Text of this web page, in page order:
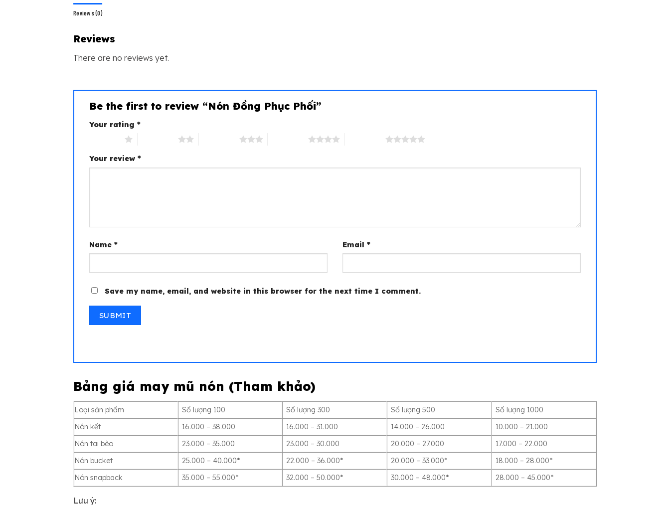
Reviews (0)
Reviews
There are no reviews yet.
Be the first to review “Nón Đồng Phục Phối”
Your rating *
Your review *
Name * Email *
Save my name, email, and website in this browser for the next time I comment.
Bảng giá may mũ nón (Tham khảo)
Loại sản phẩm Số lượng 100 Số lượng 300 Số lượng 500
Số lượng 1000
Nón kết
16.000 – 38.000 16.000 – 31.000 14.000 – 26.000
10.000 – 21.000
Nón tai bèo
23.000 – 35.000 23.000 – 30.000 20.000 – 27.000
17.000 – 22.000
Nón bucket
25.000 – 40.000* 22.000 – 36.000* 20.000 – 33.000*
18.000 – 28.000*
Nón snapback
35.000 – 55.000* 32.000 – 50.000* 30.000 – 48.000* 28.000 – 45.000*
Lưu ý: